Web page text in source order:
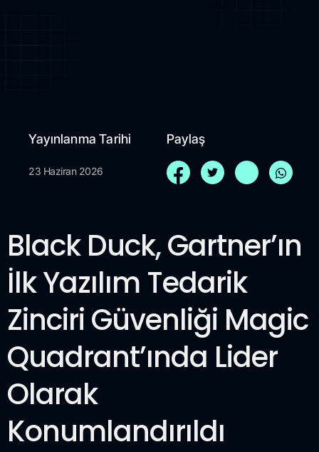
Yayınlanma Tarihi
23 Haziran 2026
Paylaş
Black Duck, Gartner’ın
İlk Yazılım Tedarik
Zinciri Güvenliği Magic
Quadrant’ında Lider
Olarak
Konumlandırıldı